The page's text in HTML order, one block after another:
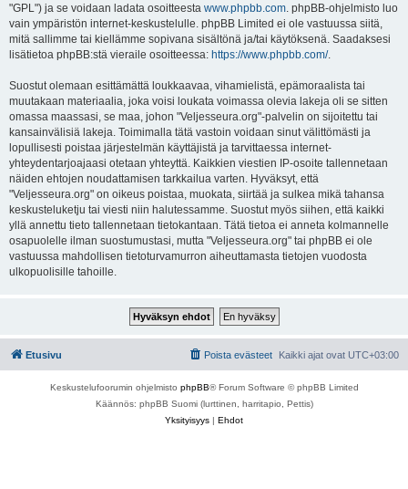
"GPL") ja se voidaan ladata osoitteesta www.phpbb.com. phpBB-ohjelmisto luo
vain ympäristön internet-keskustelulle. phpBB Limited ei ole vastuussa siitä,
mitä sallimme tai kiellämme sopivana sisältönä ja/tai käytöksenä. Saadaksesi
lisätietoa phpBB:stä vieraile osoitteessa: https://www.phpbb.com/.
Suostut olemaan esittämättä loukkaavaa, vihamielistä, epämoraalista tai
muutakaan materiaalia, joka voisi loukata voimassa olevia lakeja oli se sitten
omassa maassasi, se maa, johon "Veljesseura.org"-palvelin on sijoitettu tai
kansainvälisiä lakeja. Toimimalla tätä vastoin voidaan sinut välittömästi ja
lopullisesti poistaa järjestelmän käyttäjistä ja tarvittaessa internet-
yhteydentarjoajaasi otetaan yhteyttä. Kaikkien viestien IP-osoite tallennetaan
näiden ehtojen noudattamisen tarkkailua varten. Hyväksyt, että
"Veljesseura.org" on oikeus poistaa, muokata, siirtää ja sulkea mikä tahansa
keskusteluketju tai viesti niin halutessamme. Suostut myös siihen, että kaikki
yllä annettu tieto tallennetaan tietokantaan. Tätä tietoa ei anneta kolmannelle
osapuolelle ilman suostumustasi, mutta "Veljesseura.org" tai phpBB ei ole
vastuussa mahdollisen tietoturvamurron aiheuttamasta tietojen vuodosta
ulkopuolisille tahoille.
Etusivu Kaikki ajat ovat UTC+03:00
Poista evästeet
Keskustelufoorumin ohjelmisto phpBB® Forum Software © phpBB Limited
Käännös: phpBB Suomi (lurttinen, harritapio, Pettis)
Yksityisyys | Ehdot